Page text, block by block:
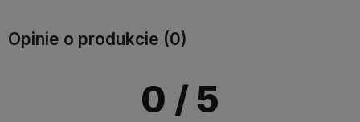
Opinie o produkcie (0)
0 / 5